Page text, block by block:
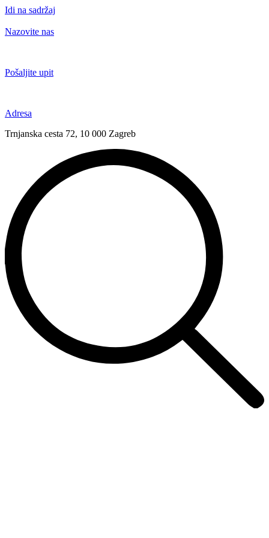
Idi na sadržaj
Nazovite nas
Pošaljite upit
Adresa
Trnjanska cesta 72, 10 000 Zagreb